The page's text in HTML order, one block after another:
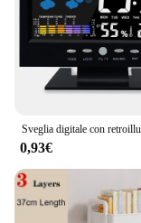
Performance
smooth-gliding
Parts and
hardware for
Features:
**Optimized for
The Armadio
functionality
needs of
0,93€